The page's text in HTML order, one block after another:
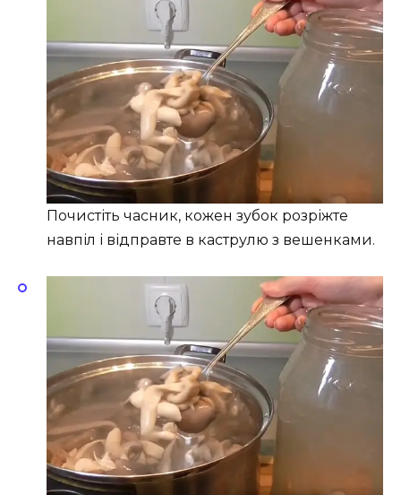
Почистіть часник, кожен зубок розріжте
навпіл і відправте в каструлю з вешенками.